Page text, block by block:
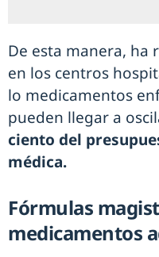
De esta manera, ha
en los centros
lo medicamentos
pueden llegar a
ciento del
médica.
Fórmulas
medicamentos